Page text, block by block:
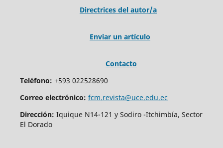
Directrices del autor/a
Enviar un artículo
Contacto
Teléfono: +593 022528690
Correo electrónico: fcm.revista@uce.edu.ec
Dirección: Iquique N14-121 y Sodiro -Itchimbía, Sector
El Dorado